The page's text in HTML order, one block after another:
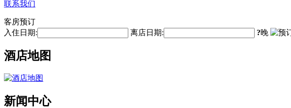
联系我们
客房预订
入住日期:
离店日期: ?晚
酒店地图
新闻中心